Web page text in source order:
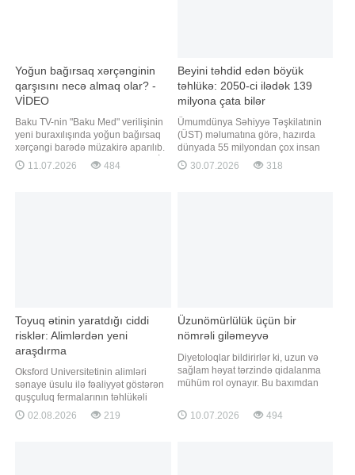
Yoğun bağırsaq xərçənginin
qarşısını necə almaq olar? -
VİDEO
Baku TV-nin "Baku Med" verilişinin
yeni buraxılışında yoğun bağırsaq
xərçəngi barədə müzakirə aparılıb.
Yoğun bağırsaq xərçəngi nədir?. İrsi
meyillilik xəstəliyin yaranma riskini
11.07.2026 484
Beyini təhdid edən böyük
təhlükə: 2050-ci ilədək 139
milyona çata bilər
Ümumdünya Səhiyyə Təşkilatınin
(ÜST) məlumatına görə, hazırda
dünyada 55 milyondan çox insan
demansiyadan əziyyət çəkir.
Əhalinin yaşlanması ilə əlaqədar bu
30.07.2026 318
Toyuq ətinin yaratdığı ciddi
risklər: Alimlərdən yeni
araşdırma
Oksford Universitetinin alimləri
sənaye üsulu ilə fəaliyyət göstərən
quşçuluq fermalarının təhlükəli
bakteriyaların yayılması baxımından
ciddi risk daşıya biləcəyini
02.08.2026 219
Üzunömürlülük üçün bir
nömrəli giləmeyvə
Diyetoloqlar bildirirlər ki, uzun və
sağlam həyat tərzində qidalanma
mühüm rol oynayır. Bu baxımdan
dəyişikliklərdən qorumağa kömək
edə biləcək antioksidantlar, liflər və
10.07.2026 494